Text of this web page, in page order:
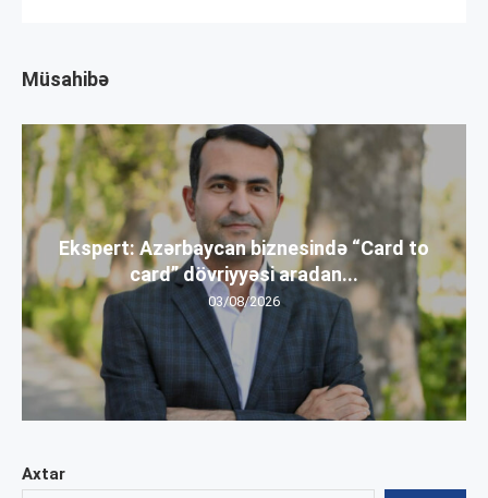
Axtar
Müsahibə
Ekspert: Azərbaycan biznesində “Card to
card” dövriyyəsi aradan...
03/08/2026